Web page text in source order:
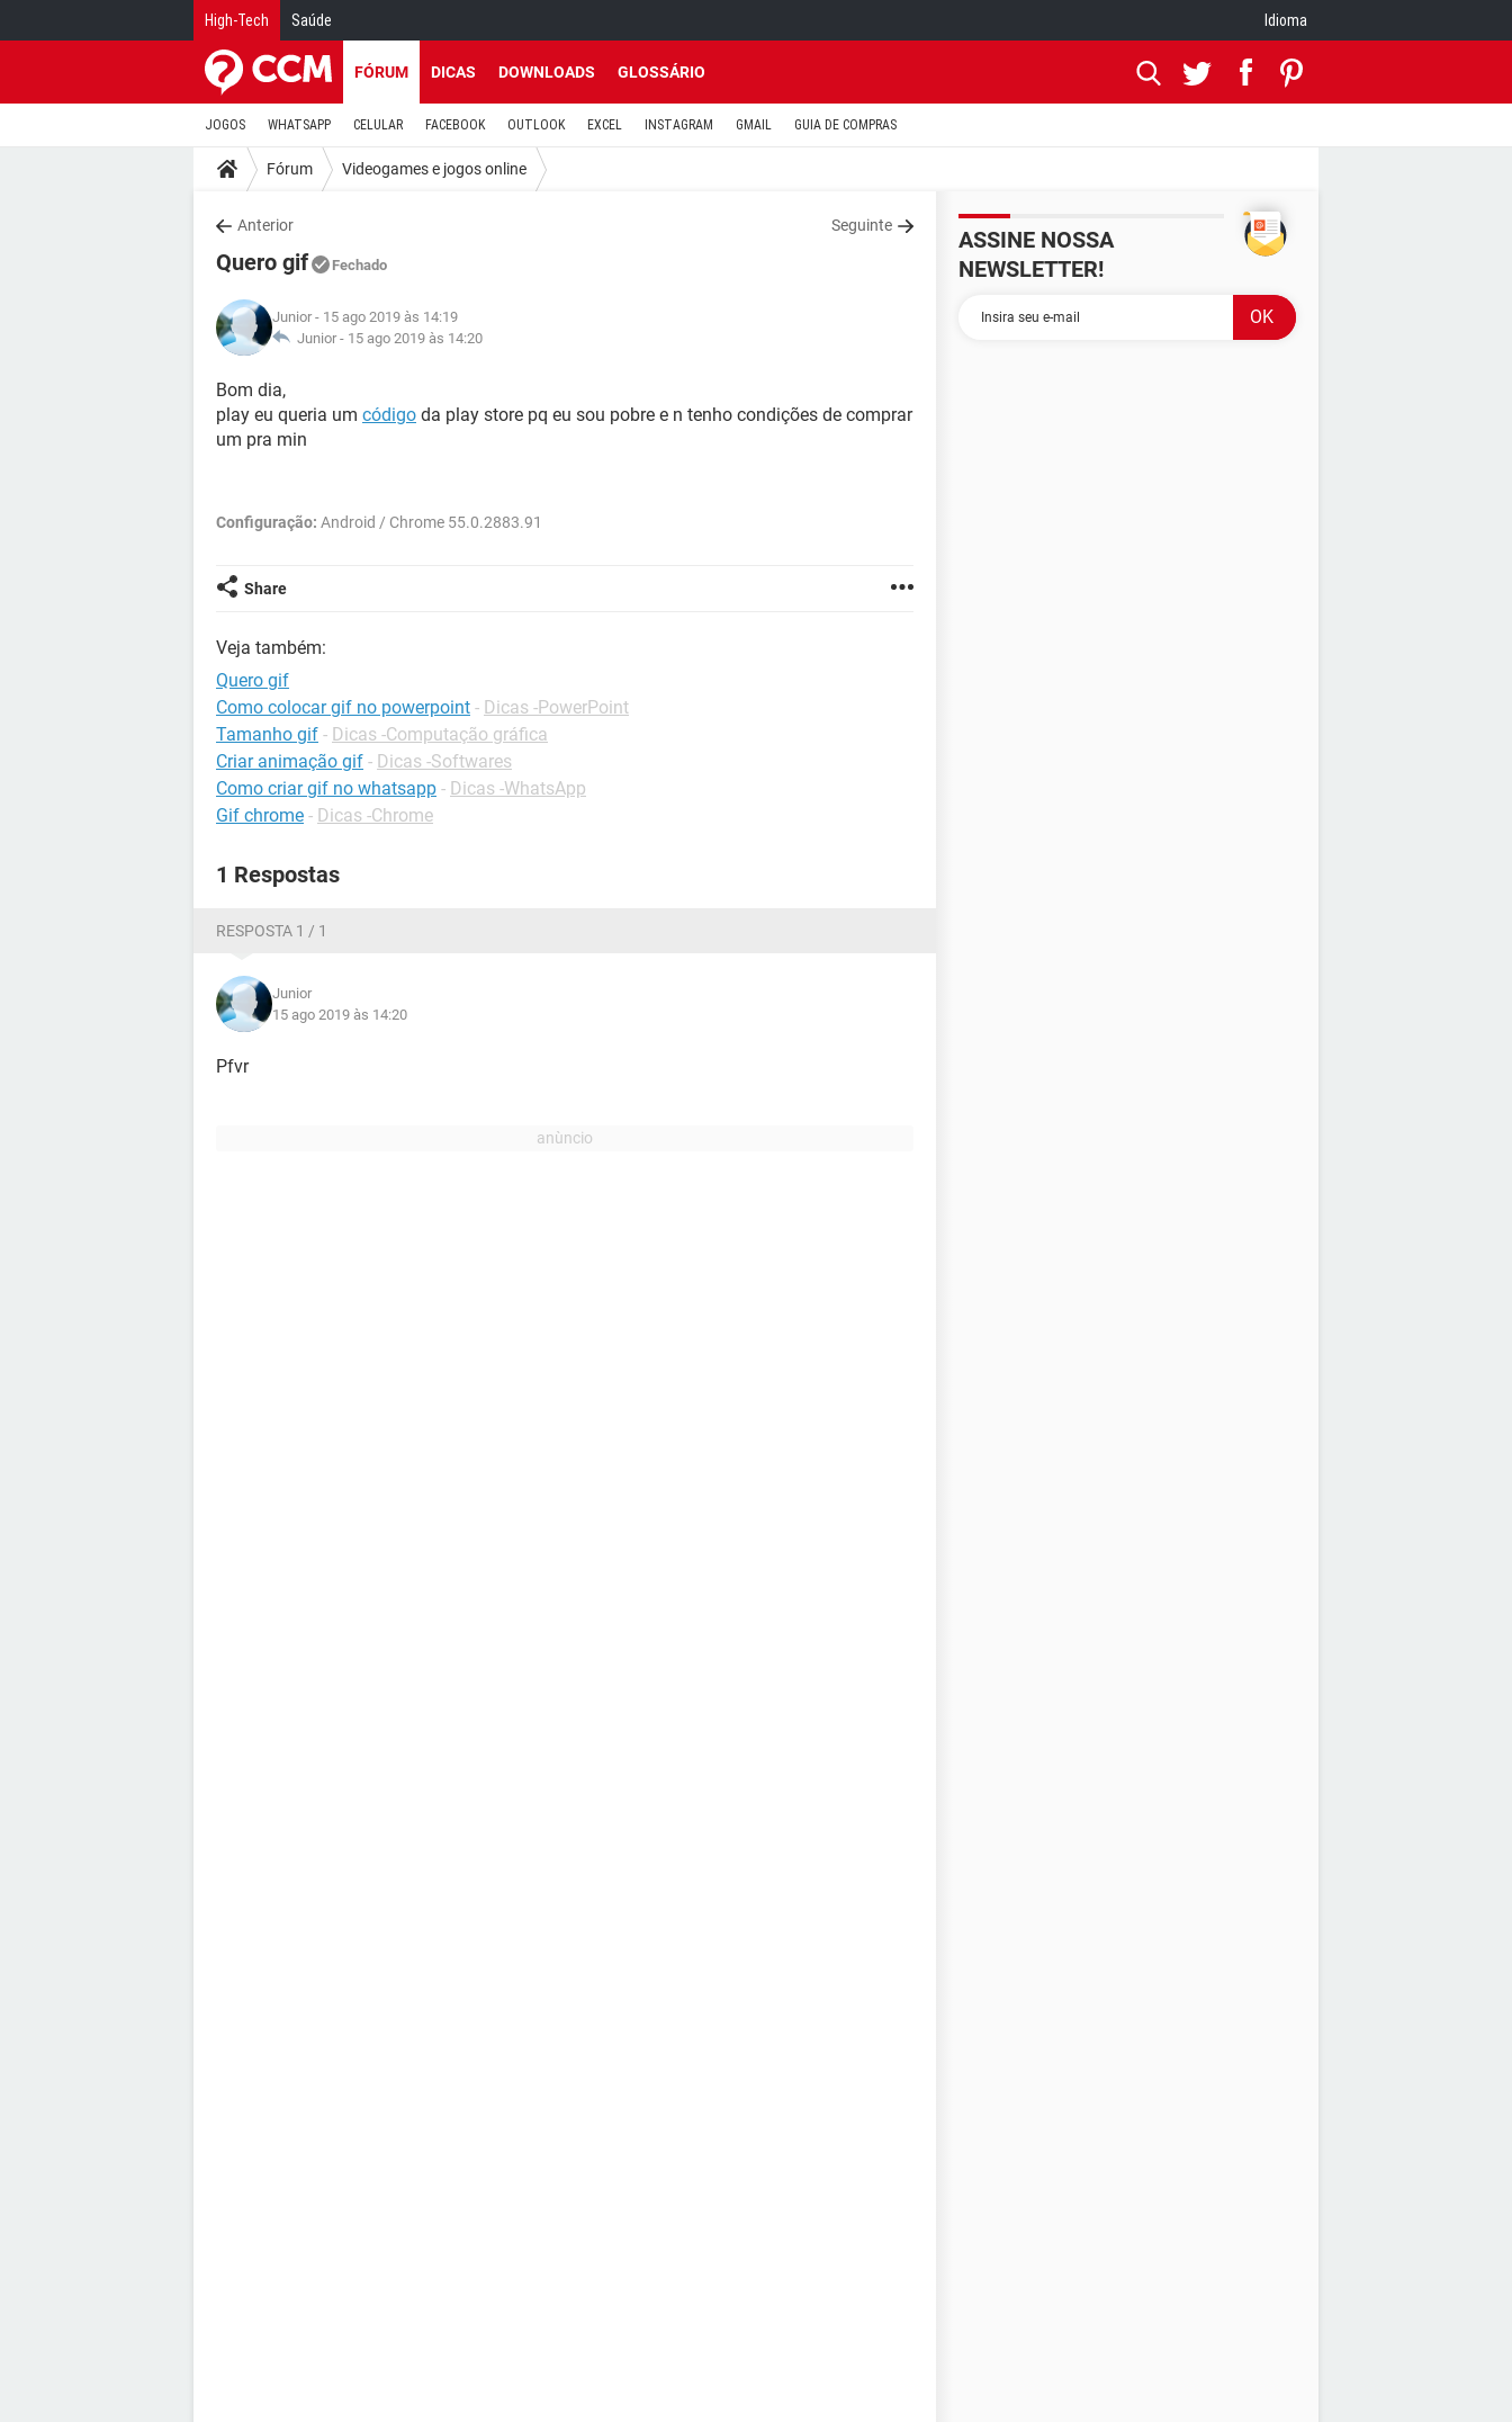
High-Tech Saúde Idioma
FÓRUM DICAS DOWNLOADS GLOSSÁRIO
JOGOS WHATSAPP CELULAR FACEBOOK OUTLOOK EXCEL INSTAGRAM GMAIL GUIA DE COMPRAS
Fórum Videogames e jogos online
Anterior Seguinte
Quero gif Fechado
Junior - 15 ago 2019 às 14:19
Junior - 15 ago 2019 às 14:20
Bom dia,
play eu queria um código da play store pq eu sou pobre e n tenho condições de comprar
um pra min
Configuração: Android / Chrome 55.0.2883.91
Share
Veja também:
Quero gif
Como colocar gif no powerpoint - Dicas -PowerPoint
Tamanho gif - Dicas -Computação gráfica
Criar animação gif - Dicas -Softwares
Como criar gif no whatsapp - Dicas -WhatsApp
Gif chrome - Dicas -Chrome
1 Respostas
RESPOSTA 1 / 1
Junior
15 ago 2019 às 14:20
Pfvr
ASSINE NOSSA
NEWSLETTER!